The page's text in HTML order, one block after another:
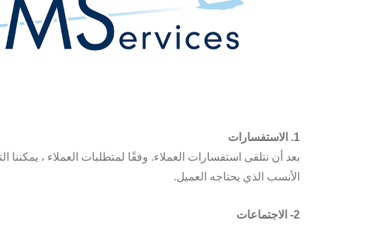
1. الاستفسارات
الأنسب الذي يحتاجه العميل.
2- الاجتماعات